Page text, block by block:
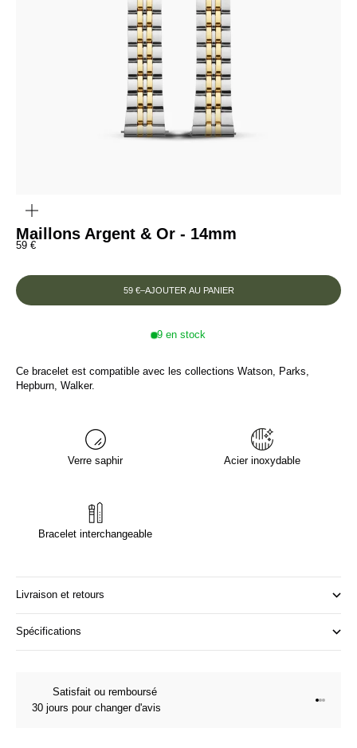
Maillons Argent & Or - 14mm
Prix de vente
59 €
59 €–AJOUTER AU PANIER
9 en stock
Ce bracelet est compatible avec les collections Watson, Parks,
Hepburn, Walker.
Verre saphir Acier inoxydable
Bracelet interchangeable
Livraison et retours
Spécifications
Satisfait ou remboursé
30 jours pour changer d'avis
Aller à
Aller à
Aller à